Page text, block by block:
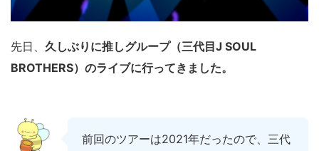
先日、 久しぶりに推しグループ（三代目J SOUL
BROTHERS）のライブに行ってきました。
前回のツアーは2021年だったので、三代